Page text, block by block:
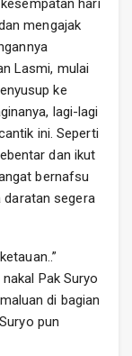
hari
mengajak
Lasmi, mulai
ke
lagi-lagi
ini. Seperti
dan ikut
bernafsu
daratan segera
Pak Suryo
di bagian
pun